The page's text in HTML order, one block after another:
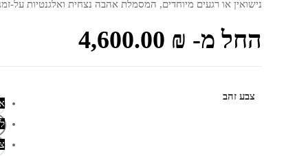
נישואין או רגעים מיוחדים, המסמלת אהבה נצחית ואלגנטיות על-
החל מ- 4,600.00 ₪
צבע זהב